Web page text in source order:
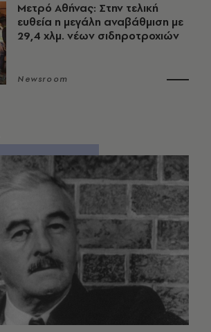
Μετρό Αθήνας: Στην τελική
ευθεία η μεγάλη αναβάθμιση με
29,4 χλμ. νέων σιδηροτροχιών
Newsroom